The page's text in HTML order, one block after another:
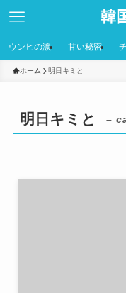
韓
ウンヒの涙 甘い秘密
ホーム 明日キミと
明日キミと –